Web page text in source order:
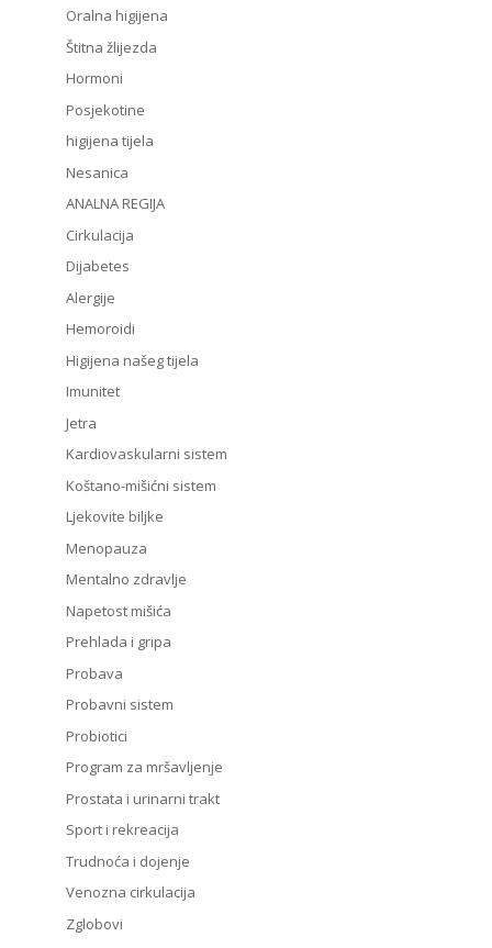
Oralna higijena
Štitna žlijezda
Hormoni
Posjekotine
higijena tijela
Nesanica
ANALNA REGIJA
Cirkulacija
Dijabetes
Alergije
Hemoroidi
Higijena našeg tijela
Imunitet
Jetra
Kardiovaskularni sistem
Koštano-mišićni sistem
Ljekovite biljke
Menopauza
Mentalno zdravlje
Napetost mišića
Prehlada i gripa
Probava
Probavni sistem
Probiotici
Program za mršavljenje
Prostata i urinarni trakt
Sport i rekreacija
Trudnoća i dojenje
Venozna cirkulacija
Zglobovi